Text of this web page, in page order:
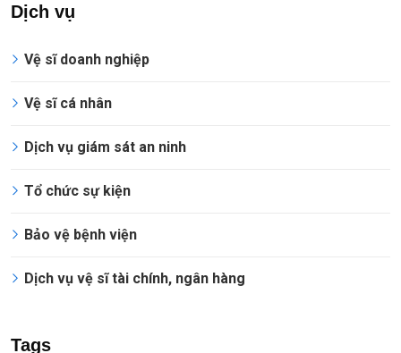
Dịch vụ
Vệ sĩ doanh nghiệp
Vệ sĩ cá nhân
Dịch vụ giám sát an ninh
Tổ chức sự kiện
Bảo vệ bệnh viện
Dịch vụ vệ sĩ tài chính, ngân hàng
Tags